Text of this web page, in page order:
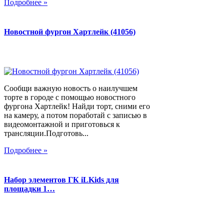
Подробнее »
Новостной фургон Хартлейк (41056)
Сообщи важную новость о наилучшем
торте в городе с помощью новостного
фургона Хартлейк! Найди торт, сними его
на камеру, а потом поработай с записью в
видеомонтажной и приготовься к
трансляции.Подготовь...
Подробнее »
Набор элементов ГК iLKids для
площадки 1…